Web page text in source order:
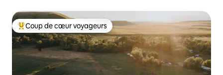
Coups de cœur voyageurs les plus appréciés
Coup de cœur voyageurs